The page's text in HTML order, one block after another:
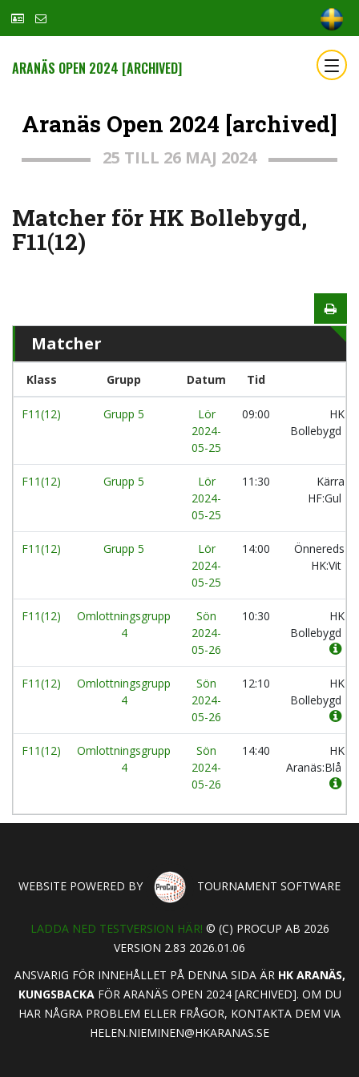
ARANÄS OPEN 2024 [ARCHIVED]
Aranäs Open 2024 [archived]
25 TILL 26 MAJ 2024
Matcher för HK Bollebygd,
F11(12)
Matcher
Klass Grupp Datum Tid
F11(12) Grupp 5
Lör
2024-
05-25
09:00
HK
Bollebygd
F11(12) Grupp 5
Lör
2024-
05-25
11:30
Kärra
HF:Gul
F11(12) Grupp 5
Lör
2024-
05-25
14:00
Önnereds
HK:Vit
F11(12)
Omlottningsgrupp
4
Sön
2024-
05-26
10:30
HK
Bollebygd
F11(12)
Omlottningsgrupp
4
Sön
2024-
05-26
12:10
HK
Bollebygd
F11(12)
Omlottningsgrupp
4
Sön
2024-
05-26
14:40
HK
Aranäs:Blå
WEBSITE POWERED BY TOURNAMENT SOFTWARE
LADDA NED TESTVERSION HÄR! © (C) PROCUP AB 2026
VERSION 2.83 2026.01.06
ANSVARIG FÖR INNEHÅLLET PÅ DENNA SIDA ÄR HK ARANÄS,
KUNGSBACKAFÖR ARANÄS OPEN 2024 [ARCHIVED]. OM DU
HAR NÅGRA PROBLEM ELLER FRÅGOR, KONTAKTA DEM VIA
HELEN.NIEMINEN@HKARANAS.SE